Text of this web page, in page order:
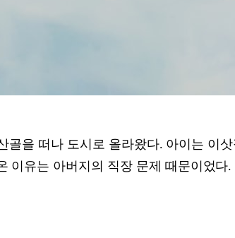
골을 떠나 도시로 올라왔다. 아이는 이
이유는 아버지의 직장 문제 때문이었